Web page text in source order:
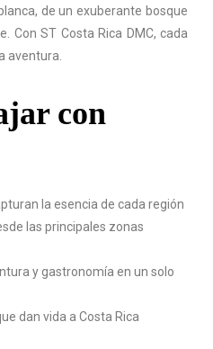
de un exuberante bosque
Con ST Costa Rica DMC, cada
aventura.
con
la esencia de cada región
las principales zonas
y gastronomía en un solo
dan vida a Costa Rica